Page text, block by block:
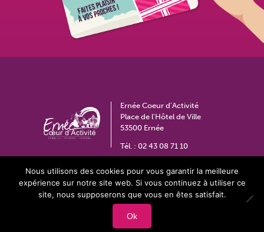
Ernée Coeur d'Activité
Place de l’Hôtel de Ville
53500 Ernée
Tél. : 02 43 08 71 10
Espace privé
Politique de confidentialité
Nous utilisons des cookies pour vous garantir la meilleure
expérience sur notre site web. Si vous continuez à utiliser ce
site, nous supposerons que vous en êtes satisfait.
Ok